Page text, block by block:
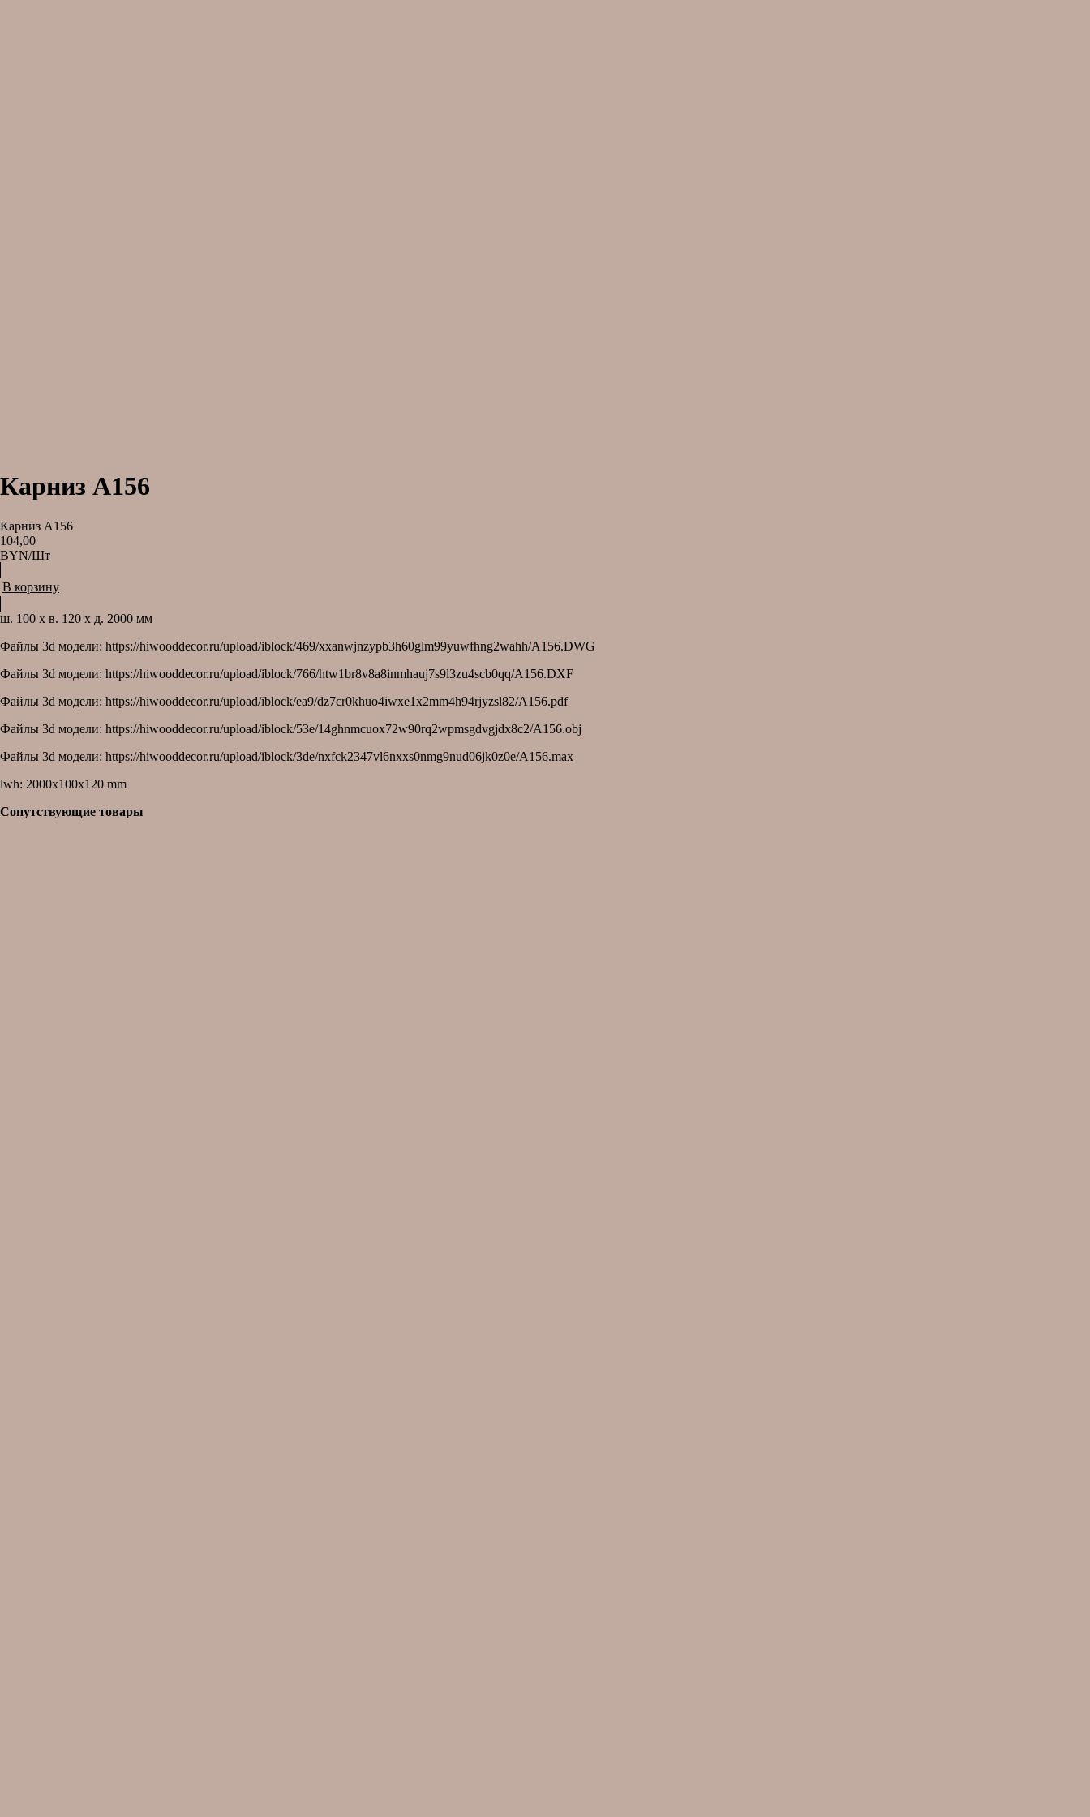
Карниз A156
Карниз A156
104,00
BYN/Шт
В корзину
ш. 100 х в. 120 х д. 2000 мм
Файлы 3d модели: https://hiwooddecor.ru/upload/iblock/469/xxanwjnzypb3h60glm99yuwfhng2wahh/A156.DWG
Файлы 3d модели: https://hiwooddecor.ru/upload/iblock/766/htw1br8v8a8inmhauj7s9l3zu4scb0qq/A156.DXF
Файлы 3d модели: https://hiwooddecor.ru/upload/iblock/ea9/dz7cr0khuo4iwxe1x2mm4h94rjyzsl82/A156.pdf
Файлы 3d модели: https://hiwooddecor.ru/upload/iblock/53e/14ghnmcuox72w90rq2wpmsgdvgjdx8c2/A156.obj
Файлы 3d модели: https://hiwooddecor.ru/upload/iblock/3de/nxfck2347vl6nxxs0nmg9nud06jk0z0e/A156.max
lwh: 2000x100x120 mm
Сопутствующие товары